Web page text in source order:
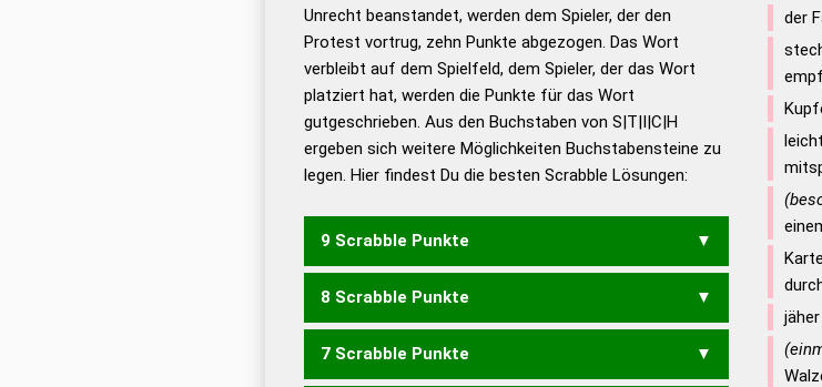
Duden – Standardwerk in 12
Bänden
Duden – Richtiges und gutes
Deutsch
Duden – Die deutsche Grammatik
Duden – Deutsches
Universalwörterbuch
Unrecht beanstandet, werden dem Spieler, der den
Protest vortrug, zehn Punkte abgezogen. Das Wort
verbleibt auf dem Spielfeld, dem Spieler, der das Wort
platziert hat, werden die Punkte für das Wort
gutgeschrieben. Aus den Buchstaben von S|T|I|C|H
ergeben sich weitere Möglichkeiten Buchstabensteine zu
legen. Hier findest Du die besten Scrabble Lösungen:
9 Scrabble Punkte
SICHT TISCH
8 Scrabble Punkte
CHIS ICHS SCHI SICH
7 Scrabble Punkte
der